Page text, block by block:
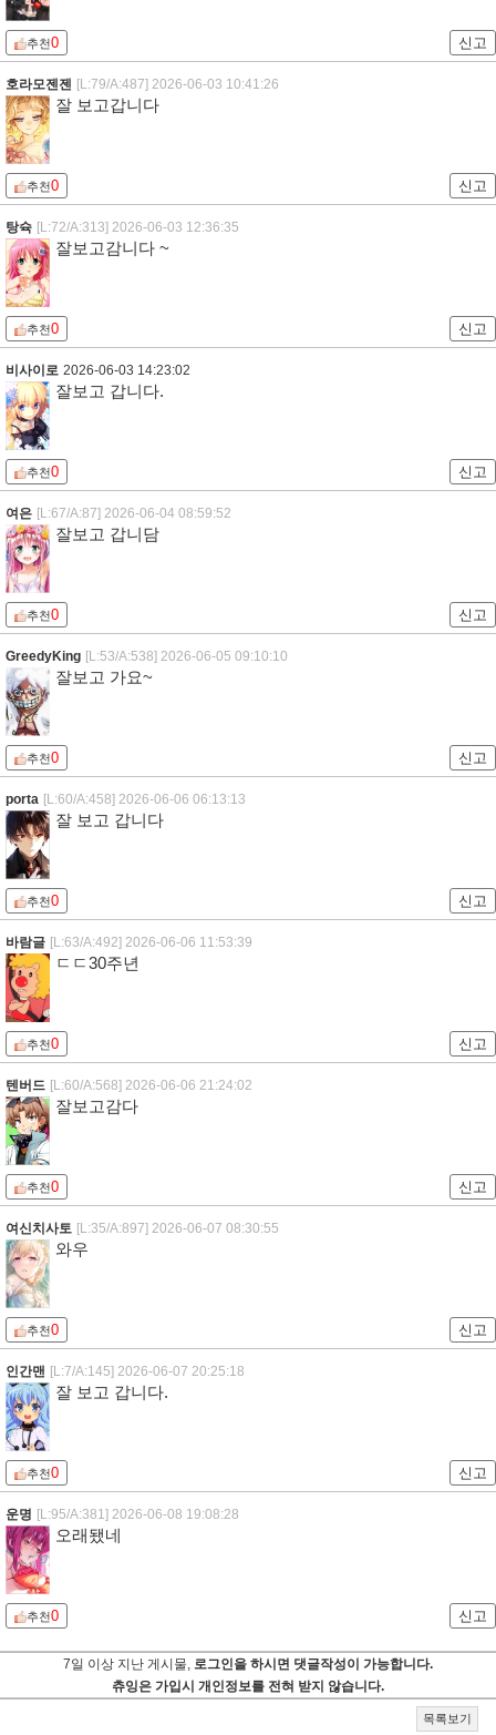
추천0 신고
호라모젠젠 [L:79/A:487] 2026-06-03 10:41:26
잘 보고갑니다
추천0 신고
탕슉 [L:72/A:313] 2026-06-03 12:36:35
잘보고감니다 ~
추천0 신고
비사이로 2026-06-03 14:23:02
잘보고 갑니다.
추천0 신고
여은 [L:67/A:87] 2026-06-04 08:59:52
잘보고 갑니담
추천0 신고
GreedyKing [L:53/A:538] 2026-06-05 09:10:10
잘보고 가요~
추천0 신고
porta [L:60/A:458] 2026-06-06 06:13:13
잘 보고 갑니다
추천0 신고
바람글 [L:63/A:492] 2026-06-06 11:53:39
ㄷㄷ30주년
추천0 신고
텐버드 [L:60/A:568] 2026-06-06 21:24:02
잘보고감다
추천0 신고
여신치사토 [L:35/A:897] 2026-06-07 08:30:55
와우
추천0 신고
인간맨 [L:7/A:145] 2026-06-07 20:25:18
잘 보고 갑니다.
추천0 신고
운명 [L:95/A:381] 2026-06-08 19:08:28
오래됐네
추천0 신고
7일 이상 지난 게시물, 로그인을 하시면 댓글작성이 가능합니다.
츄잉은 가입시 개인정보를 전혀 받지 않습니다.
목록보기